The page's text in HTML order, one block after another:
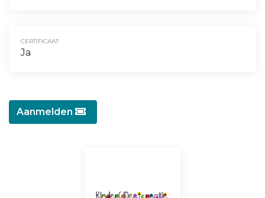
CERTIFICAAT
Ja
Aanmelden